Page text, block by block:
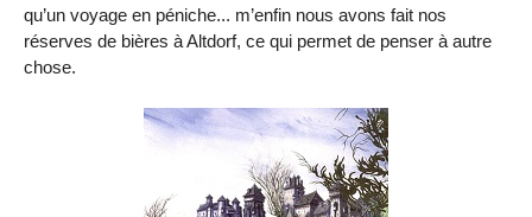
qu’un voyage en péniche... m’enfin nous avons fait nos
réserves de bières à Altdorf, ce qui permet de penser à autre
chose.